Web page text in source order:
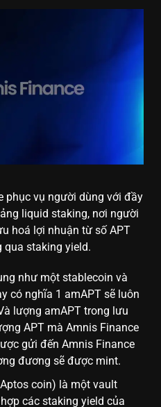
phục vụ người dùng với đầy
liquid staking, nơi người
hoá lợi nhuận từ số APT
staking yield.
như một stablecoin và
có nghĩa 1 amAPT sẽ luôn
lượng amAPT trong lưu
APT mà Amnis Finance
gửi đến Amnis Finance
đương sẽ được mint.
coin) là một vault
các staking yield của